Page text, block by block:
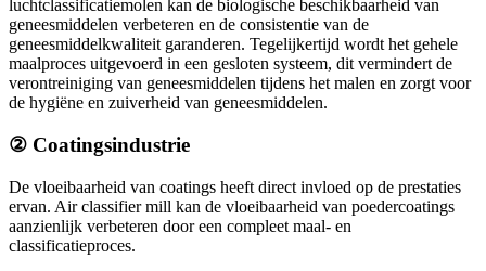
luchtclassificatiemolen kan de biologische beschikbaarheid van
geneesmiddelen verbeteren en de consistentie van de
geneesmiddelkwaliteit garanderen. Tegelijkertijd wordt het gehele
maalproces uitgevoerd in een gesloten systeem, dit vermindert de
verontreiniging van geneesmiddelen tijdens het malen en zorgt voor
de hygiëne en zuiverheid van geneesmiddelen.
② Coatingsindustrie
De vloeibaarheid van coatings heeft direct invloed op de prestaties
ervan. Air classifier mill kan de vloeibaarheid van poedercoatings
aanzienlijk verbeteren door een compleet maal- en
classificatieproces.